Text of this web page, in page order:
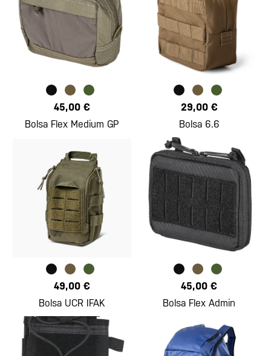
45,00 €
Bolsa Flex Medium GP
29,00 €
Bolsa 6.6
49,00 €
Bolsa UCR IFAK
45,00 €
Bolsa Flex Admin